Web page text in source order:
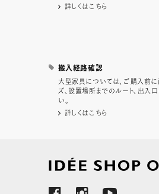
詳しくはこちら
搬入経路確認
大型家具については、ご購入前
ズ、設置場所までのルート、出入
い。
詳しくはこちら